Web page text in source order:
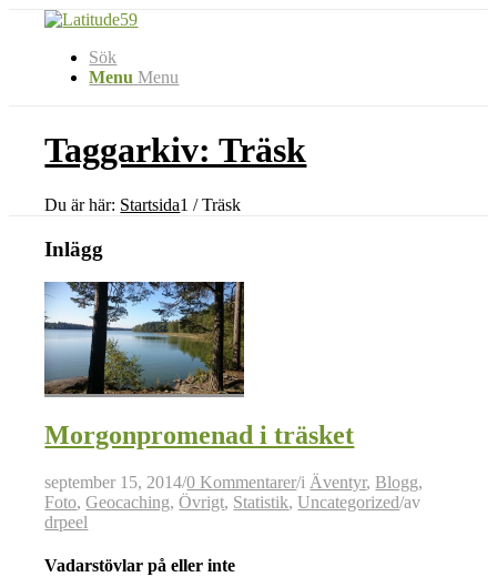
Sök
Menu Menu
Taggarkiv: Träsk
Du är här: Startsida1 / Träsk
Inlägg
Morgonpromenad i träsket
september 15, 2014/0 Kommentarer/i Äventyr,Blogg,
Foto,Geocaching,Övrigt, Statistik,Uncategorized/av
drpeel
Vadarstövlar på eller inte